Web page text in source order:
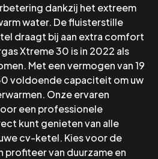
dankzij het extreem
water. De fluisterstille
draagt bij aan extra comfort
Xtreme 30 is in 2022 als
Met een vermogen van 19
voldoende capaciteit om uw
Onze ervaren
een professionele
kunt genieten van alle
cv-ketel. Kies voor de
profiteer van duurzame en